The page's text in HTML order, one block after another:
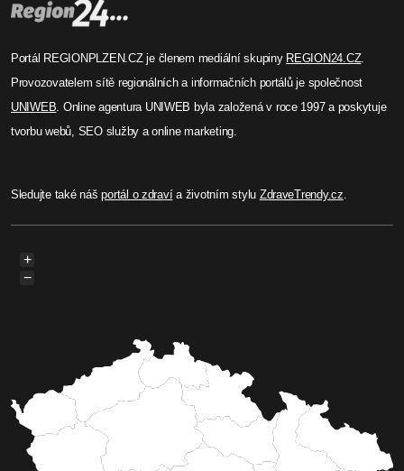
Portál REGIONPLZEN.CZ je členem mediální skupiny REGION24.CZ.
Provozovatelem sítě regionálních a informačních portálů je společnost
UNIWEB. Online agentura UNIWEB byla založená v roce 1997 a poskytuje
tvorbu webů, SEO služby a online marketing.
Sledujte také nášportál o zdravía životním stylu ZdraveTrendy.cz.
+
−